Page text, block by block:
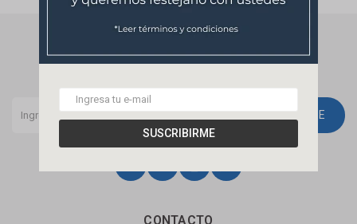
SUSCRIBIRME
CONTACTO
NEWSLETTER
SUSCRIBIRME